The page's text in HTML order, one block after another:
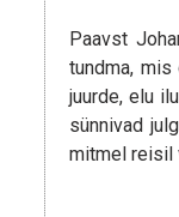
Paavst
tundma,
juurde, elu
sünnivad
mitmel reisil